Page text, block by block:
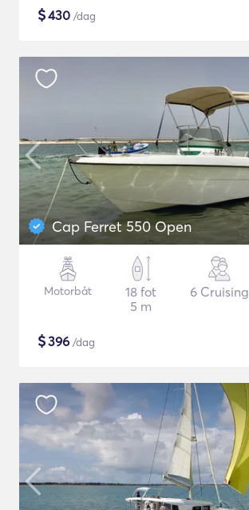
$430 /dag
Cap Ferret 550 Open
Motorbåt
18 fot
5 m
6 Cruising
$396 /dag